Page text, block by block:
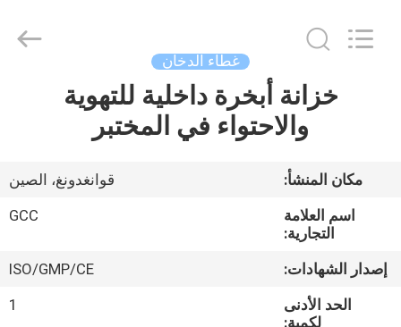
المنزل
مقاطع
حولنا
غطاء الدخان
خزانة أبخرة داخلية للتهوية
والاحتواء في المختبر
مكان المنشأ:
قوانغدونغ، الصين
اسم العلامة
التجارية:
GCC
إصدار الشهادات:
ISO/GMP/CE
الحد الأدنى
لكمية:
1